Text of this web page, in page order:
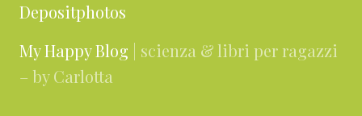
Depositphotos
My Happy Blog | scienza & libri per ragazzi
– by Carlotta